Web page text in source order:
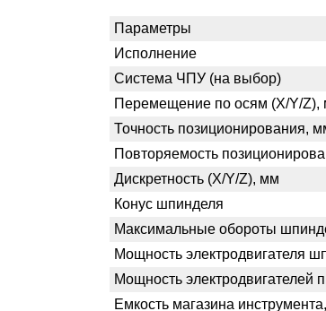
Параметры
Исполнение
Система ЧПУ (на выбор)
Перемещение по осям (X/Y/Z),
Точность позиционирования,
Повторяемость
Дискретность (X/Y/Z), мм
Конус шпинделя
Максимальные обороты
Мощность электродвигателя
Мощность электродвигателей
Емкость магазина